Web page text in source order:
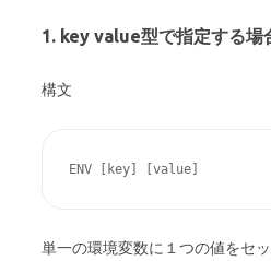
1. key value型で指定する場
構文
ENV [key] [value]
単一の環境変数に１つの値をセ